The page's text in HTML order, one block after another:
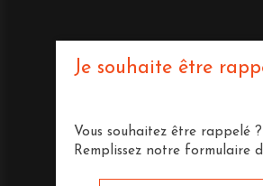
Je souhaite être
Vous souhaitez être rappelé ?
Remplissez notre formulaire